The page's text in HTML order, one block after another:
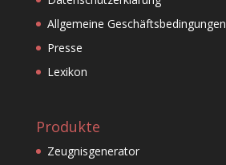
Allgemeine Geschäftsbedingungen
Presse
Lexikon
Produkte
Zeugnisgenerator